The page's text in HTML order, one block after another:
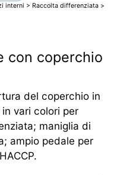
interni > Raccolta differenziata>
con coperchio
del coperchio in
vari colori per
maniglia di
ampio pedale per